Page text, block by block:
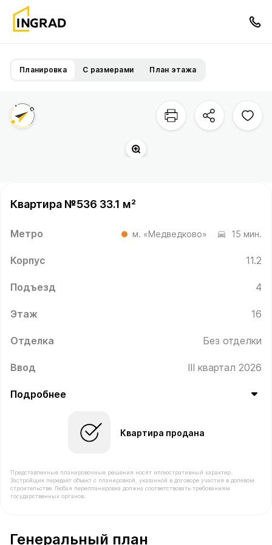
Планировка С размерами План этажа
Квартира №536 33.1 м²
Метро м. «Медведково» 15 мин.
Корпус 11.2
Подъезд 4
Этаж 16
Отделка Без отделки
Ввод III квартал 2026
Подробнее
Квартира продана
Представленные планировочные решения носят иллюстративный характер.
Застройщик передаёт объект с планировкой, указанной в договоре участия в долевом
строительстве. Любая перепланировка должна соответствовать требованиям
государственных органов.
Генеральный план